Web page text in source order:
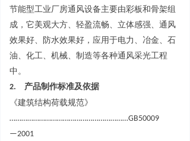
节能型工业厂房通风设备主要由彩板和骨架组
成，它美观大方、轻盈流畅、立体感强、通风
效果好、防水效果好，应用于电力、冶金、石
油、化工、机械、制造等各种通风采光工程
中 。
2.
产品制作标准及依据
《建筑结构荷载规范》
……………………………………………………GB50009
—2001